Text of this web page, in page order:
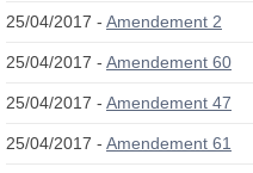
25/04/2017 - Amendement 2
25/04/2017 - Amendement 60
25/04/2017 - Amendement 47
25/04/2017 - Amendement 61